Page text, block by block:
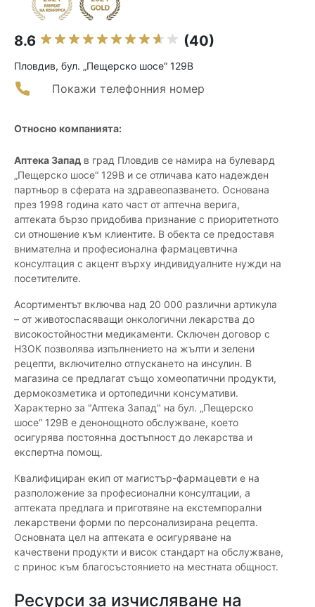
8.6 (40)
Пловдив, бул. „Пещерско шосе“ 129В
Покажи телефонния номер
Относно компанията:
Аптека Запад в град Пловдив се намира на булевард
„Пещерско шосе“ 129В и се отличава като надежден
партньор в сферата на здравеопазването. Основана
през 1998 година като част от аптечна верига,
аптеката бързо придобива признание с приоритетното
си отношение към клиентите. В обекта се предоставя
внимателна и професионална фармацевтична
консултация с акцент върху индивидуалните нужди на
посетителите.
Асортиментът включва над 20 000 различни артикула
– от животоспасяващи онкологични лекарства до
високостойностни медикаменти. Сключен договор с
НЗОК позволява изпълнението на жълти и зелени
рецепти, включително отпускането на инсулин. В
магазина се предлагат също хомеопатични продукти,
дермокозметика и ортопедични консумативи.
Характерно за "Аптека Запад" на бул. „Пещерско
шосе“ 129В е денонощното обслужване, което
осигурява постоянна достъпност до лекарства и
експертна помощ.
Квалифициран екип от магистър-фармацевти е на
разположение за професионални консултации, а
аптеката предлага и приготвяне на екстемпорални
лекарствени форми по персонализирана рецепта.
Основната цел на аптеката е осигуряване на
качествени продукти и висок стандарт на обслужване,
с принос към благосъстоянието на местната общност.
Ресурси за изчисляване на